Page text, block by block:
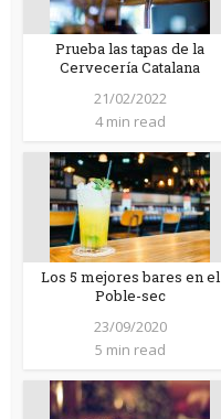
Prueba las tapas de la
Cervecería Catalana
21/02/2022
4 min read
Los 5 mejores bares en el
Poble-sec
23/09/2020
5 min read